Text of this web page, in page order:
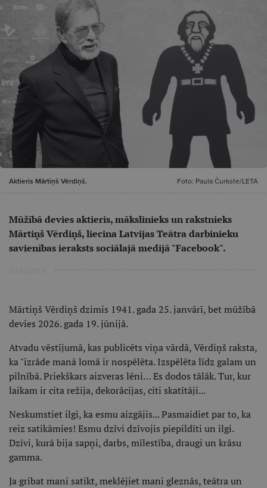
Aktieris Mārtiņš Vērdiņš. Foto: Paula Čurkste/LETA
Mūžībā devies aktieris, mākslinieks un rakstnieks
Mārtiņš Vērdiņš, liecina Latvijas Teātra darbinieku
savienības ieraksts sociālajā medijā "Facebook".
Mārtiņš Vērdiņš dzimis 1941. gada 25. janvārī, bet mūžībā
devies 2026. gada 19. jūnijā.
Atvadu vēstījumā, kas publicēts viņa vārdā, Vērdiņš raksta,
ka "izrāde manā lomā ir nospēlēta. Izspēlēta līdz galam un
pilnībā. Priekškars aizveras lēni… Es dodos tālāk. Tur, kur
laikam ir cita režija, dekorācijas, citi skatītāji...
Neskumstiet ilgi, ka esmu aizgājis... Pasmaidiet par to, ka
reiz satikāmies! Esmu dzīvi dzīvojis piepildīti un ilgi.
Dzīvi, kurā bija sapņi, darbs, mīlestība, draugi un krāsu
gamma.
Ja gribat mani satikt, meklējiet mani gleznās, teātra un